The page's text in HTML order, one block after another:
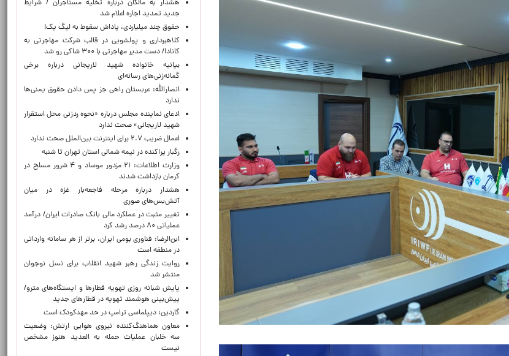
هشدار به مالکان درباره تخلیه مستاجران / شرایط
جدید تمدید اجاره اعلام شد
حقوق چند میلیاردی، پاداش سقوط به لیگ یک!
کلاهبرداری و پولشویی در قالب شرکت مهاجرتی به
کانادا/ دست مدیر مهاجرتی با ۳۰۰ شاکی رو شد
بیانیه خانواده شهید لاریجانی درباره برخی
گمانه‌زنی‌های رسانه‌ای
انصارالله: عربستان راهی جز پس دادن حقوق یمنی‌ها
ندارد
ادعای نماینده مجلس درباره «نحوه ردزنی محل استقرار
شهید لاریجانی» صحت ندارد
اعمال ضریب ۲.۷ برای اینترنت بین‌الملل صحت ندارد
رگبار پراکنده در نیمه شمالی استان تهران تا شنبه
وزارت اطلاعات: ۲۱ مزدور موساد و ۴ شرور مسلح در
کرمان بازداشت شدند
هشدار درباره مرحله فاجعه‌بار غزه در میان
آتش‌بس‌های صوری
تغییر مثبت در عملکرد مالی بانک صادرات ایران/ درآمد
عملیاتی ۸۰ درصد رشد کرد
ابن‌الرضا: فناوری بومی ایران، برتر از هر سامانه وارداتی
در منطقه است
روایت زندگی رهبر شهید انقلاب برای نسل نوجوان
منتشر شد
پایش شبانه روزی تهویه قطارها و ایستگاه‌های مترو/
پیش‌بینی هوشمند تهویه در قطارهای جدید
گاردین: دیپلماسی ترامپ در حد مهدکودک است
معاون هماهنگ‌کننده نیروی هوایی ارتش: وضعیت
سه خلبان عملیات حمله به العدید هنوز مشخص
نیست